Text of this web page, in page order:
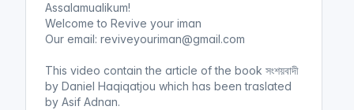
s
c
Assalamualikum!
Welcome to Revive your iman
Our email: reviveyouriman@gmail.com
This video contain the article of the book সংশয়বাদী
by Daniel Haqiqatjou which has been traslated
by Asif Adnan.